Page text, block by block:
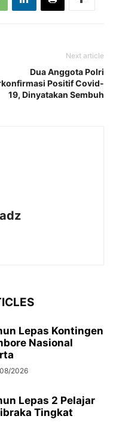
Next article
Dua Anggota Polri
Positif Covid-
19, Dinyatakan Sembuh
Lepas Kontingen
Nasional
2026
Lepas 2 Pelajar
Tingkat